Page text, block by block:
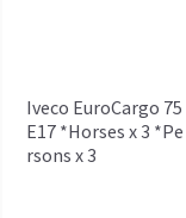
Iveco EuroCargo 75
E17 *Horses x 3 *Pe
rsons x 3